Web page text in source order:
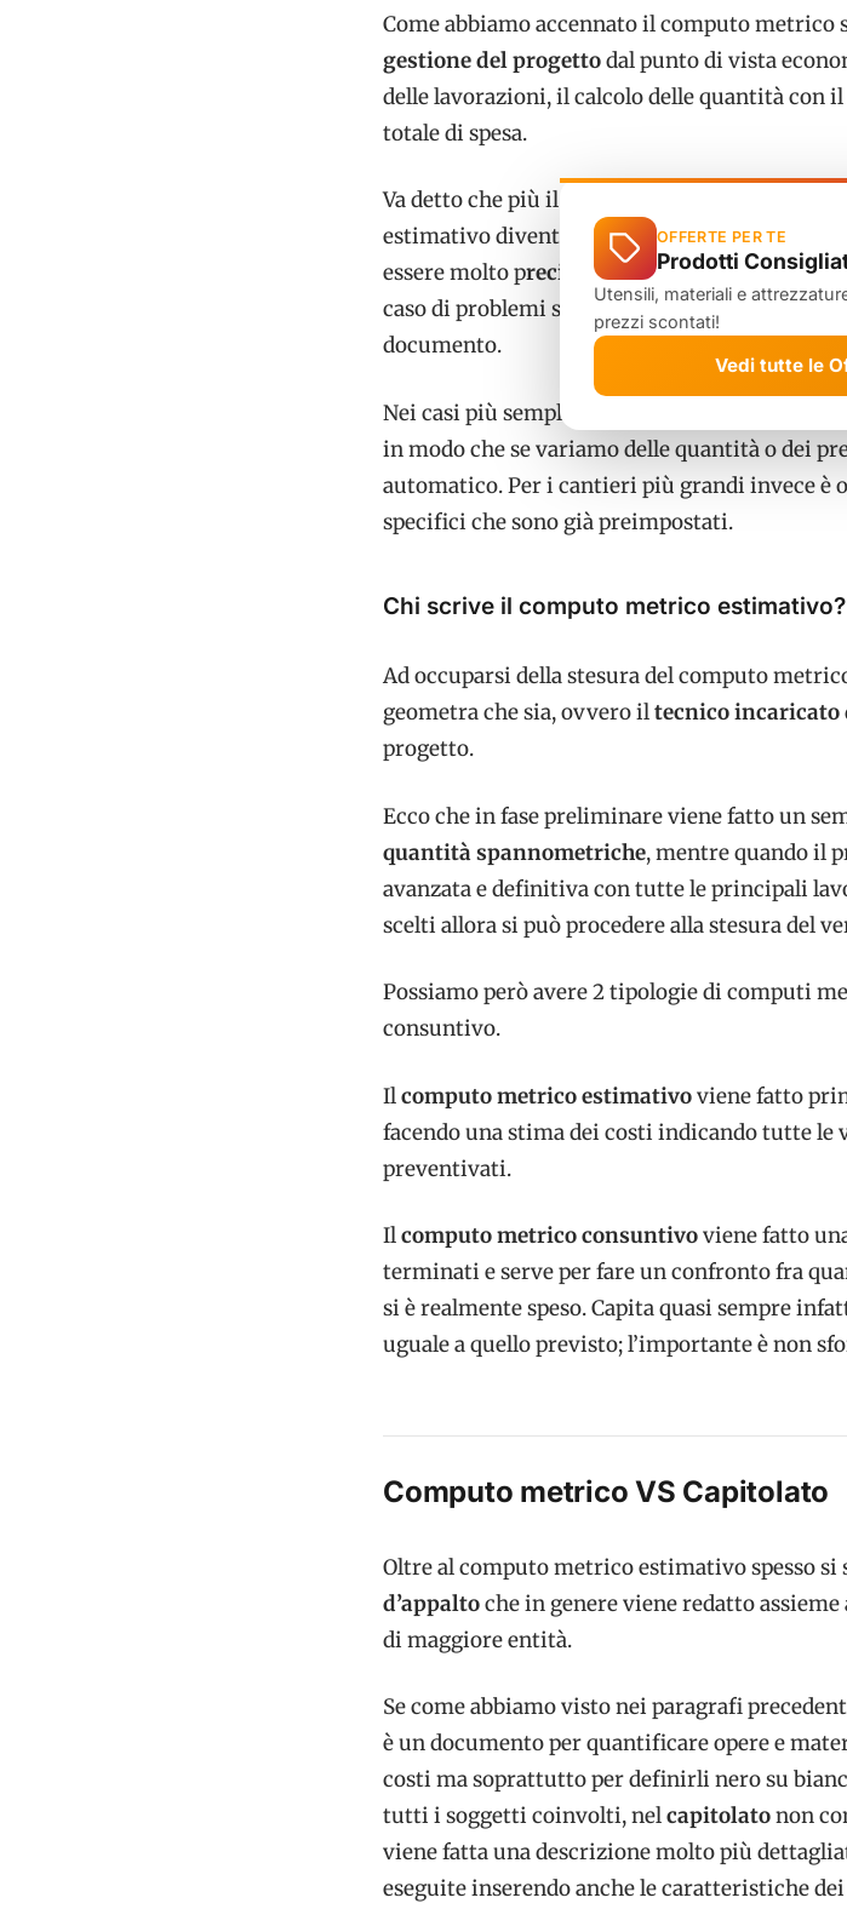
Come abbiamo accennato il computo metrico
gestione del progettodal punto di vista
delle lavorazioni, il calcolo delle quantità con
totale di spesa.
Va detto che più il progetto è complesso e
estimativo diventa
elaborato e articolato
. È
essere molto precisi nella compilazionee nel
caso di problemi sia l’impresa che il
documento.
Nei casi più semplici si può fare una semplice
in modo che se variamo delle quantità o dei
automatico. Per i cantieri più grandi invece è
specifici che sono già preimpostati.
Chi scrive il computo metrico estimativo?
Ad occuparsi della stesura del computo
geometra che sia, ovvero iltecnico
progetto.
Ecco che in fase preliminare viene fatto un
quantità spannometriche, mentre quando il
avanzata e definitiva con tutte le principali
scelti allora si può procedere alla stesura del
Possiamo però avere 2 tipologie di computi
consuntivo.
Ilcomputo metrico estimativoviene fatto
facendo una stima dei costi indicando tutte
preventivati.
Ilcomputo metrico consuntivoviene fatto
terminati e serve per fare un confronto fra
si è realmente speso. Capita quasi sempre
uguale a quello previsto; l’importante è non
Computo metrico VS Capitolato
Oltre al computo metrico estimativo spesso si
d’appaltoche in genere viene redatto
di maggiore entità.
Se come abbiamo visto nei paragrafi
è un documento per quantificare opere e
costi ma soprattutto per definirli nero su
tutti i soggetti coinvolti, nelcapitolatonon
viene fatta una descrizione molto più
eseguite inserendo anche le caratteristiche
OFFERTE PER TE
Prodotti
Utensili, materiali e
prezzi scontati!
Vedi tutte le